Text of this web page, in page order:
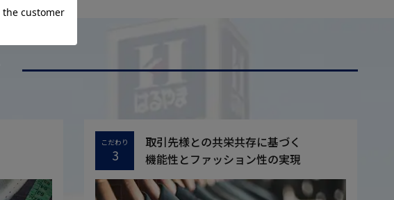
こだわり
3
取引先様との共栄共存に基づく
機能性とファッション性の実現